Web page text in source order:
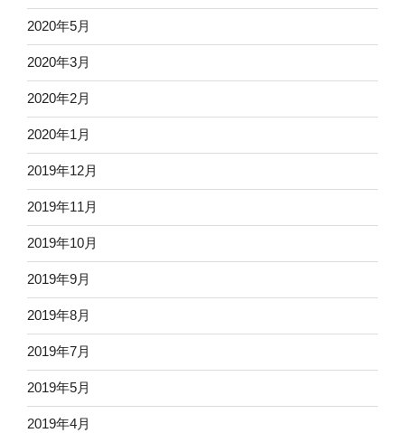
2020年5月
2020年3月
2020年2月
2020年1月
2019年12月
2019年11月
2019年10月
2019年9月
2019年8月
2019年7月
2019年5月
2019年4月